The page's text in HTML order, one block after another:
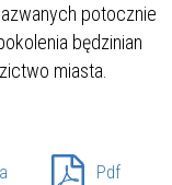
potocznie
będzinian
miasta.
Pdf